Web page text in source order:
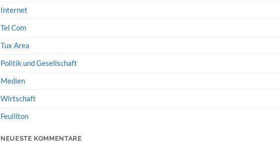
Internet
Tel Com
Tux Area
Politik und Gesellschaft
Medien
Wirtschaft
Feuillton
NEUESTE KOMMENTARE